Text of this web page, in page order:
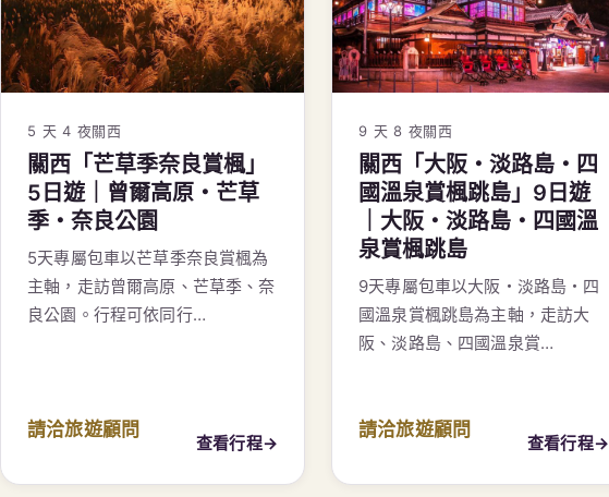
5 天 4 夜關西
關西「芒草季奈良賞楓」
5日遊｜曾爾高原・芒草
季・奈良公園
5天專屬包車以芒草季奈良賞楓為
主軸，走訪曾爾高原、芒草季、奈
良公園。行程可依同行…
請洽旅遊顧問
查看行程→
9 天 8 夜關西
關西「大阪・淡路島・四
國溫泉賞楓跳島」9日遊
｜大阪・淡路島・四國溫
泉賞楓跳島
9天專屬包車以大阪・淡路島・四
國溫泉賞楓跳島為主軸，走訪大
阪、淡路島、四國溫泉賞…
請洽旅遊顧問
查看行程→